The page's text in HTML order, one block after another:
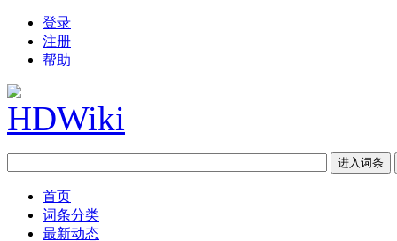
登录
注册
帮助
首页
词条分类
最新动态